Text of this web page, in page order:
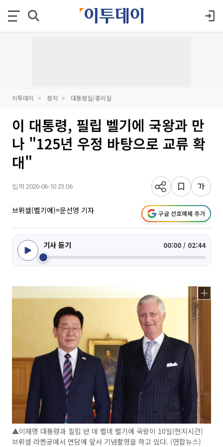
이투데이 정치 대통령실/총리실
이 대통령, 필립 벨기에 국왕과 만
나 "125년 우정 바탕으로 교류 확
대"
입력 2026-06-10 23:06
브뤼셀(벨기에)=문선영 기자 구글 선호매체 추가
기사 듣기 00:00 / 02:44
▲이재명 대통령과 필립 반 데 벨데 벨기에 국왕이 10일(현지시간)
브뤼셀 라켄궁에서 면담에 앞서 기념촬영을 하고 있다. (연합뉴스)